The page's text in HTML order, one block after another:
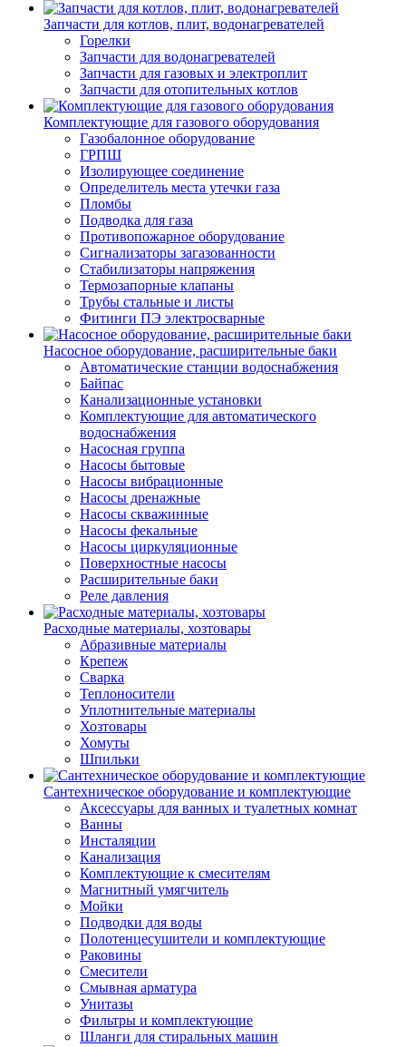
Запчасти для котлов, плит, водонагревателей
Горелки
Запчасти для водонагревателей
Запчасти для газовых и электроплит
Запчасти для отопительных котлов
Комплектующие для газового оборудования
Газобалонное оборудование
ГРПШ
Изолирующее соединение
Определитель места утечки газа
Пломбы
Подводка для газа
Противопожарное оборудование
Сигнализаторы загазованности
Стабилизаторы напряжения
Термозапорные клапаны
Трубы стальные и листы
Фитинги ПЭ электросварные
Насосное оборудование, расширительные баки
Автоматические станции водоснабжения
Байпас
Канализационные установки
Комплектующие для автоматического
водоснабжения
Насосная группа
Насосы бытовые
Насосы вибрационные
Насосы дренажные
Насосы скважинные
Насосы фекальные
Насосы циркуляционные
Поверхностные насосы
Расширительные баки
Реле давления
Расходные материалы, хозтовары
Абразивные материалы
Крепеж
Сварка
Теплоносители
Уплотнительные материалы
Хозтовары
Хомуты
Шпильки
Сантехническое оборудование и комплектующие
Аксессуары для ванных и туалетных комнат
Ванны
Инсталяции
Канализация
Комплектующие к смесителям
Магнитный умягчитель
Мойки
Подводки для воды
Полотенцесушители и комплектующие
Раковины
Смесители
Смывная арматура
Унитазы
Фильтры и комплектующие
Шланги для стиральных машин